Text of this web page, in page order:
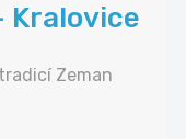
Kralovice
Zeman